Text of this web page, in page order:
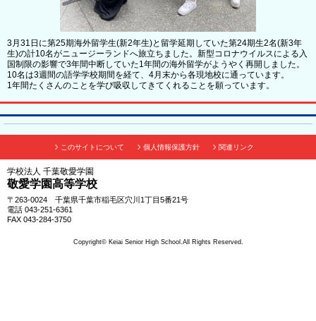
3月31日に第25期海外留学生(新2年生)と留学延期していた第24期生2名(新3年
生)の計10名がニュージーランドへ旅立ちました。新型コロナウイルスによる入
国制限の影響で3年間中断していた1年間の海外留学がようやく再開しました。
10名は3週間の語学学校期間を経て、4月末から各現地校に通っています。
1年間たくさんのことを学び吸収してきてくれることを願っています。
このサイトについて 個人情報保護方針 関連リンク
学校法人 千葉敬愛学園
敬愛学園高等学校
〒263-0024 千葉県千葉市稲毛区穴川1丁目5番21号
電話 043-251-6361
FAX 043-284-3750
Copyright© Keiai Senior High School.All Rights Reserved.